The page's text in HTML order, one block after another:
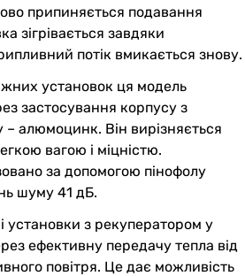
припиняється подавання
зігрівається завдяки
потік вмикається знову.
установок ця модель
застосування корпусу з
– алюмоцинк. Він вирізняється
вагою і міцністю.
за допомогою пінофолу
шуму 41 дБ.
установки з рекуператором у
ефективну передачу тепла від
повітря. Це дає можливість